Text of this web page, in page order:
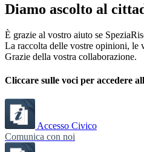
Diamo ascolto al
È grazie al vostro aiuto se
La raccolta delle vostre opinioni, le
Grazie della vostra collaborazione.
Cliccare sulle voci per accedere
Accesso Civico
Comunica con noi